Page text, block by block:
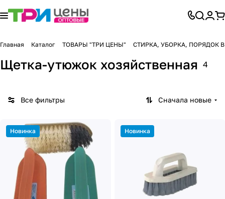
Главная Каталог ТОВАРЫ "ТРИ ЦЕНЫ" СТИРКА, УБОРКА, ПОРЯДОК
Щетка-утюжок хозяйственная 4
Все фильтры Сначала новые
Новинка Новинка